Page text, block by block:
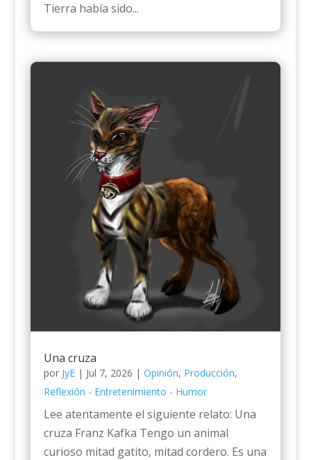
Tierra había sido...
Una cruza
por JyE| Jul 7, 2026 | Opinión, Producción,
Reflexión - Entretenimiento - Humor
Lee atentamente el siguiente relato: Una
cruza Franz Kafka Tengo un animal
curioso mitad gatito, mitad cordero. Es una